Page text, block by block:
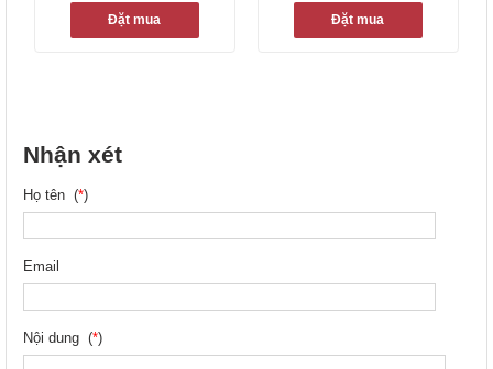
Đặt mua Đặt mua
Nhận xét
Họ tên (*)
Email
Nội dung (*)